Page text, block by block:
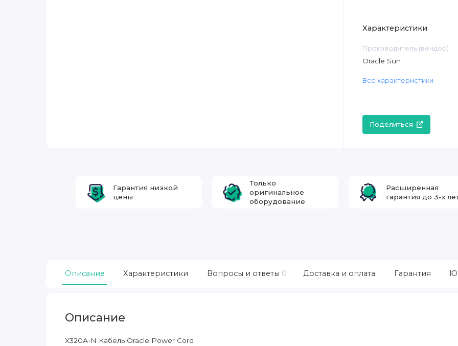
Характеристики
Производитель (вендор)
Oracle Sun
Все характеристики
Поделиться
Гарантия низкой
цены
Только
оригинальное
оборудование
Расширенная
гарантия до 3-х
Описание Характеристики Вопросы и ответы 0 Доставка и оплата Гарантия
Описание
X320A-N Кабель Oracle Power Cord